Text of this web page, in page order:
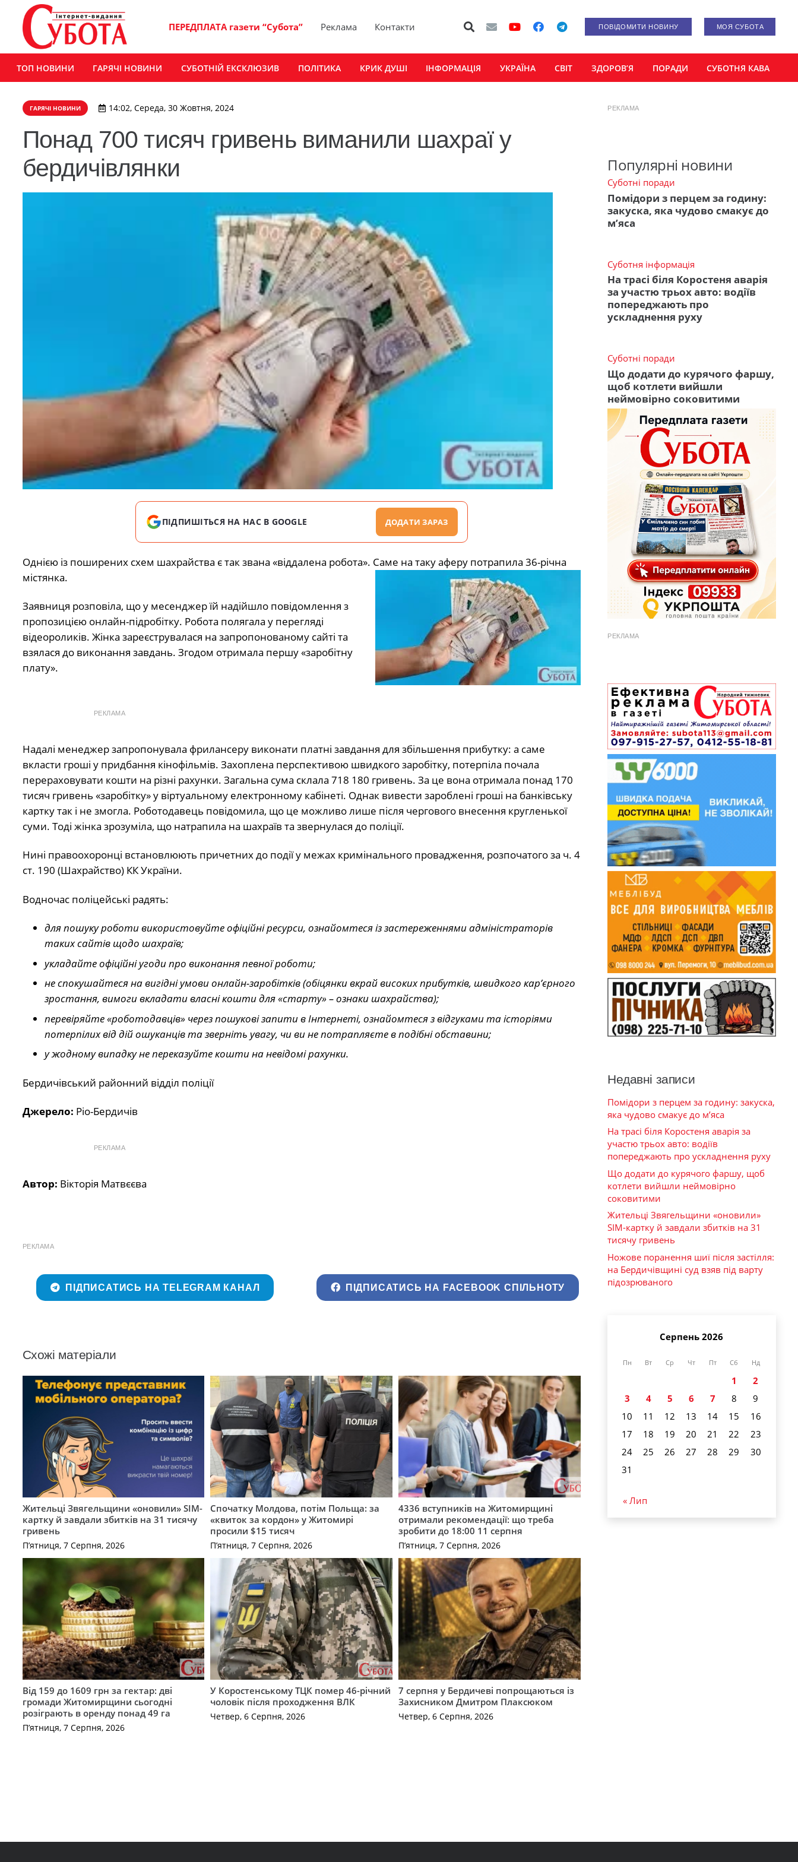
ПЕРЕДПЛАТА газети “Субота” Реклама Контакти ПОВІДОМИТИ НОВИНУ МОЯ СУБОТА
ТОП НОВИНИ ГАРЯЧІ НОВИНИ СУБОТНІЙ ЕКСКЛЮЗИВ ПОЛІТИКА КРИК ДУШІ ІНФОРМАЦІЯ УКРАЇНА СВІТ ЗДОРОВ’Я ПОРАДИ СУБОТНЯ КАВА
ГАРЯЧІ НОВИНИ 14:02, Середа, 30 Жовтня, 2024
Понад 700 тисяч гривень виманили шахраї у
бердичівлянки
ПІДПИШІТЬСЯ НА НАС В GOOGLE ДОДАТИ ЗАРАЗ
Однією із поширених схем шахрайства є так звана «віддалена робота». Саме на таку аферу потрапила 36-річна
містянка.
Заявниця розповіла, що у месенджер їй надійшло повідомлення з
пропозицією онлайн-підробітку. Робота полягала у перегляді
відеороликів. Жінка зареєструвалася на запропонованому сайті та
взялася до виконання завдань. Згодом отримала першу «заробітну
плату».
РЕКЛАМА
Надалі менеджер запропонувала фрилансеру виконати платні завдання для збільшення прибутку: а саме
вкласти гроші у придбання кінофільмів. Захоплена перспективою швидкого заробітку, потерпіла почала
перераховувати кошти на різні рахунки. Загальна сума склала 718 180 гривень. За це вона отримала понад 170
тисяч гривень «заробітку» у віртуальному електронному кабінеті. Однак вивести зароблені гроші на банківську
картку так і не змогла. Роботодавець повідомила, що це можливо лише після чергового внесення кругленької
суми. Тоді жінка зрозуміла, що натрапила на шахраїв та звернулася до поліції.
Нині правоохоронці встановлюють причетних до події у межах кримінального провадження, розпочатого за ч. 4
ст. 190 (Шахрайство) КК України.
Водночас поліцейські радять:
для пошуку роботи використовуйте офіційні ресурси, ознайомтеся із застереженнями адміністраторів
таких сайтів щодо шахраїв;
укладайте офіційні угоди про виконання певної роботи;
не спокушайтеся на вигідні умови онлайн-заробітків (обіцянки вкрай високих прибутків, швидкого кар’єрного
зростання, вимоги вкладати власні кошти для «старту» – ознаки шахрайства);
перевіряйте «роботодавців» через пошукові запити в Інтернеті, ознайомтеся з відгуками та історіями
потерпілих від дій ошуканців та зверніть увагу, чи ви не потрапляєте в подібні обставини;
у жодному випадку не переказуйте кошти на невідомі рахунки.
Бердичівський районний відділ поліції
Джерело: Ріо-Бердичів
РЕКЛАМА
Автор: Вікторія Матвєєва
РЕКЛАМА
ПІДПИСАТИСЬ НА TELEGRAM КАНАЛ ПІДПИСАТИСЬ НА FACEBOOK СПІЛЬНОТУ
Схожі матеріали
Жительці Звягельщини «оновили» SIM-
картку й завдали збитків на 31 тисячу
гривень
П’ятниця, 7 Серпня, 2026
Спочатку Молдова, потім Польща: за
«квиток за кордон» у Житомирі
просили $15 тисяч
П’ятниця, 7 Серпня, 2026
4336 вступників на Житомирщині
отримали рекомендації: що треба
зробити до 18:00 11 серпня
П’ятниця, 7 Серпня, 2026
Від 159 до 1609 грн за гектар: дві
громади Житомирщини сьогодні
розіграють в оренду понад 49 га
П’ятниця, 7 Серпня, 2026
У Коростенському ТЦК помер 46-річний
чоловік після проходження ВЛК
Четвер, 6 Серпня, 2026
7 серпня у Бердичеві попрощаються із
Захисником Дмитром Плаксюком
Четвер, 6 Серпня, 2026
РЕКЛАМА
Популярні новини
Суботні поради
Помідори з перцем за годину:
закуска, яка чудово смакує до
м’яса
Суботня інформація
На трасі біля Коростеня аварія
за участю трьох авто: водіїв
попереджають про
ускладнення руху
Суботні поради
Що додати до курячого фаршу,
щоб котлети вийшли
неймовірно соковитими
РЕКЛАМА
Недавні записи
Помідори з перцем за годину: закуска,
яка чудово смакує до м’яса
На трасі біля Коростеня аварія за
участю трьох авто: водіїв
попереджають про ускладнення руху
Що додати до курячого фаршу, щоб
котлети вийшли неймовірно
соковитими
Жительці Звягельщини «оновили»
SIM-картку й завдали збитків на 31
тисячу гривень
Ножове поранення шиї після застілля:
на Бердичівщині суд взяв під варту
підозрюваного
Серпень 2026
Пн Вт Ср Чт Пт Сб Нд
1
2
3
4 5 6 7 8
9
10
11 12 13 14 15
16
17
18 19 20 21 22
23
24
25 26 27 28 29
30
31
« Лип